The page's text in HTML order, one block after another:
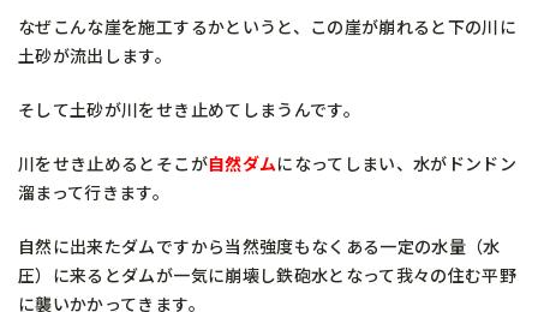
なぜこんな崖を施工するかというと、この崖が崩れると下の川に
土砂が流出します。
そして土砂が川をせき止めてしまうんです。
川をせき止めるとそこが自然ダムになってしまい、水がドンドン
溜まって行きます。
自然に出来たダムですから当然強度もなくある一定の水量（水
圧）に来るとダムが一気に崩壊し鉄砲水となって我々の住む平野
に襲いかかってきます。